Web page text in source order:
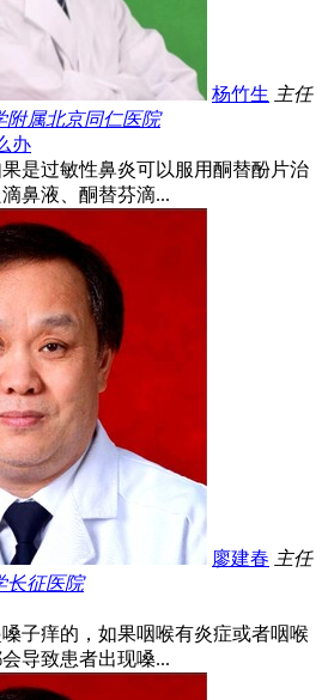
杨竹生 主任
附属北京同仁医院
办
是过敏性鼻炎可以服用酮替酚片治
鼻液、酮替芬滴...
廖建春 主任
长征医院
子痒的，如果咽喉有炎症或者咽喉
导致患者出现嗓...